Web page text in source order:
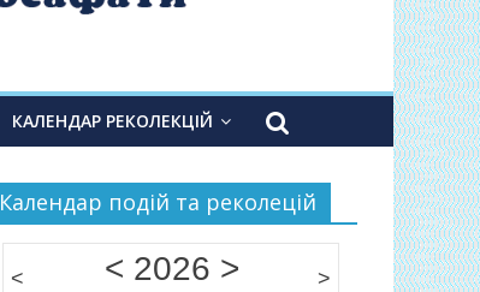
КАЛЕНДАР РЕКОЛЕКЦІЙ
Календар подій та реколецій
< < 2026 > >